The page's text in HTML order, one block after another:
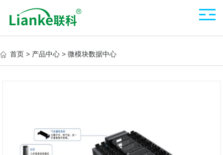
首页 > 产品中心 > 微模块数据中心